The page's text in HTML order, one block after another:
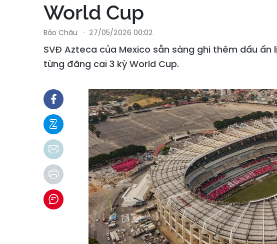
World Cup
Bảo Châu 27/05/2026 00:02
SVĐ Azteca của Mexico sẵn sàng ghi thêm dấu
từng đăng cai 3 kỳ World Cup.